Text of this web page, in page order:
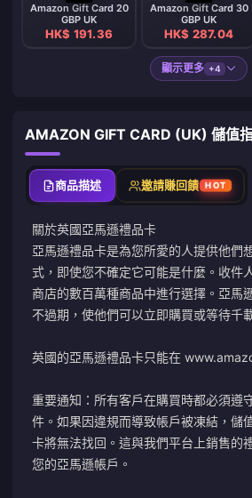
Amazon Gift Card 20
GBP UK
HK$ 191.36
Amazon Gift Card 30
GBP UK
HK$ 287.04
顯示更多 +4
AMAZON GIFT CARD (UK) 儲值
商品描述 邀請賺回饋 HOT
關於英國亞馬遜禮品卡
亞馬遜禮品卡是為您所愛的人提供他們
式，即使您不確定它可能是什麼。收件
商店的數百萬種商品中進行選擇。亞馬
不過期，使他們可以立即購買或等待千
英國的亞馬遜禮品卡只能在
重要通知：所有客戶在購買時都必須遵
件。如果因違規而導致帳戶被凍結，儲
卡將無法找回。這與我們平台上銷售的
您的亞馬遜帳戶。